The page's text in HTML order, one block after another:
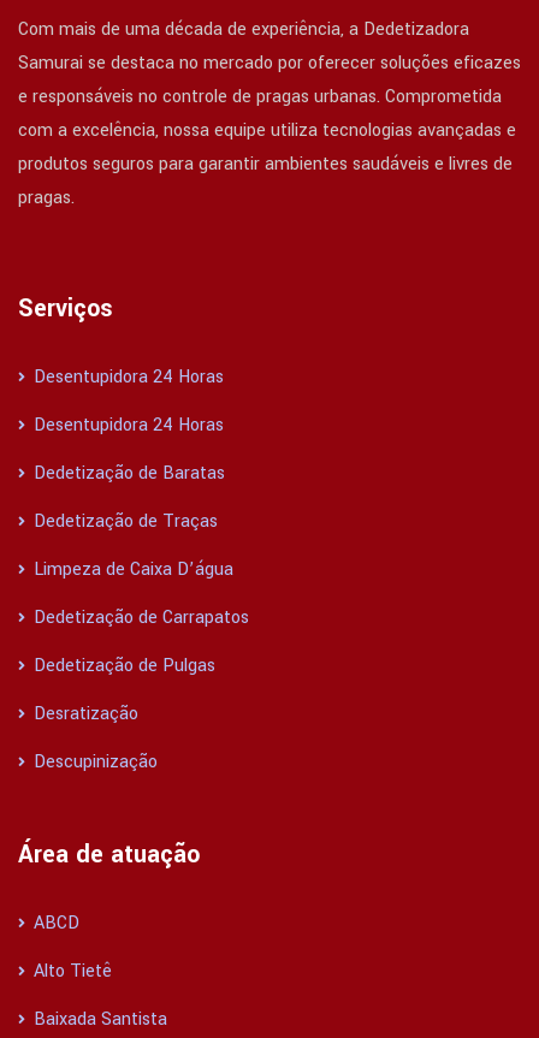
Com mais de uma década de experiência, a Dedetizadora
Samurai se destaca no mercado por oferecer soluções eficazes
e responsáveis no controle de pragas urbanas. Comprometida
com a excelência, nossa equipe utiliza tecnologias avançadas e
produtos seguros para garantir ambientes saudáveis e livres de
pragas.
Serviços
Desentupidora 24 Horas
Desentupidora 24 Horas
Dedetização de Baratas
Dedetização de Traças
Limpeza de Caixa D’água
Dedetização de Carrapatos
Dedetização de Pulgas
Desratização
Descupinização
Área de atuação
ABCD
Alto Tietê
Baixada Santista